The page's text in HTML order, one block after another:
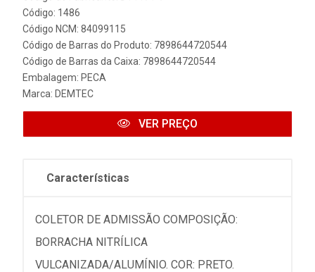
Código: 1486
Código NCM: 84099115
Código de Barras do Produto: 7898644720544
Código de Barras da Caixa: 7898644720544
Embalagem: PECA
Marca: DEMTEC
VER PREÇO
Características
COLETOR DE ADMISSÃO COMPOSIÇÃO:
BORRACHA NITRÍLICA
VULCANIZADA/ALUMÍNIO. COR: PRETO.